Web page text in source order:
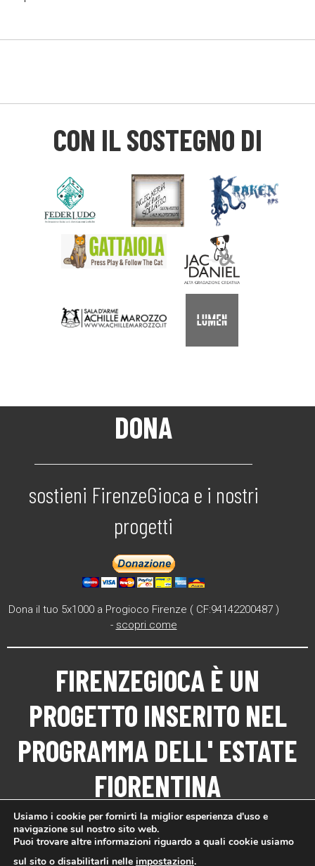
CON IL SOSTEGNO DI
DONA
sostieni FirenzeGioca e i nostri
progetti
Dona il tuo 5x1000 a Progioco Firenze ( CF:94142200487 )
- scopri come
FIRENZEGIOCA È UN
PROGETTO INSERITO NEL
PROGRAMMA DELL' ESTATE
FIORENTINA
Usiamo i cookie per fornirti la miglior esperienza d'uso e
navigazione sul nostro sito web.
Puoi trovare altre informazioni riguardo a quali cookie usiamo
sul sito o disabilitarli nelle impostazioni.